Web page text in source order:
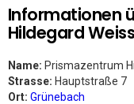
Informationen
Hildegard Weiss
Name: Prismazentrum
Strasse: Hauptstraße 7
Ort: Grünebach